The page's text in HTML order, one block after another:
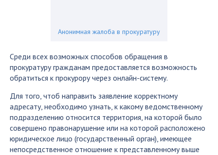
Анонимная жалоба в прокуратуру
Среди всех возможных способов обращения в
прокуратуру гражданам предоставляется возможность
обратиться к прокурору через онлайн-систему.
Для того, чтоб направить заявление корректному
адресату, необходимо узнать, к какому ведомственному
подразделению относится территория, на которой было
совершено правонарушение или на которой расположено
юридическое лицо (государственный орган), имеющее
непосредственное отношение к представленному выше